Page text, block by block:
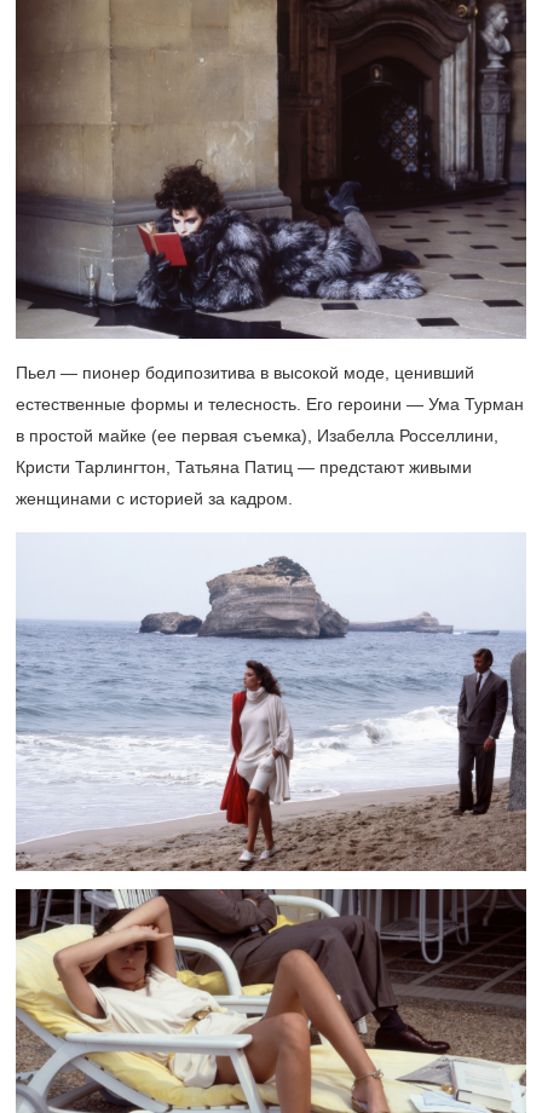
Пьел — пионер бодипозитива в высокой моде, ценивший
естественные формы и телесность. Его героини — Ума Турман
в простой майке (ее первая съемка), Изабелла Росселлини,
Кристи Тарлингтон, Татьяна Патиц — предстают живыми
женщинами с историей за кадром.